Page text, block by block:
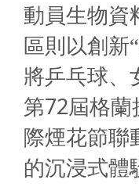
動員生物資
區則以創新
將乒乓球、
第72屆格蘭
際煙花節聯
的沉浸式體